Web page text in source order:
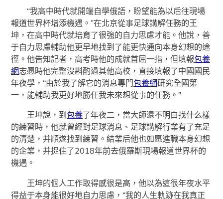
“我高中時代就開端自學俄語，盼望能為以后往現場
報道世界杯增添機遇。”在北京從事足球講解任務的王
坤，在高中時代就培育了很強的自力思慮才能。他說，善
于自力思慮輔助他更早地找到了能更快通向本身幻想的途
徑。他告知記者，高考時他的成就首屈一指，但填報包養
網志愿時他完整沒斟酌過其他高校，直接填報了中國國民
年夜學，“由於我了解它的消息專門包養網研究全國第
一，能輔助我更好地勝任我未來想從事的任務。”
王坤說，到包養了年夜二，當大師還不明白找什么樣
的練習時，他就曾經對足球消息、足球講解行業有了充足
的清楚，并順遂找到練習。結業后他也如愿進職本身幻想
的企業，并捉住了2018年前去俄羅斯現場報道世界杯的
機遇。
王坤的個人工作取得感很是高，他以為這很年夜水平
得益于本身能很好地自力思慮，“我的人生軌跡在我真正